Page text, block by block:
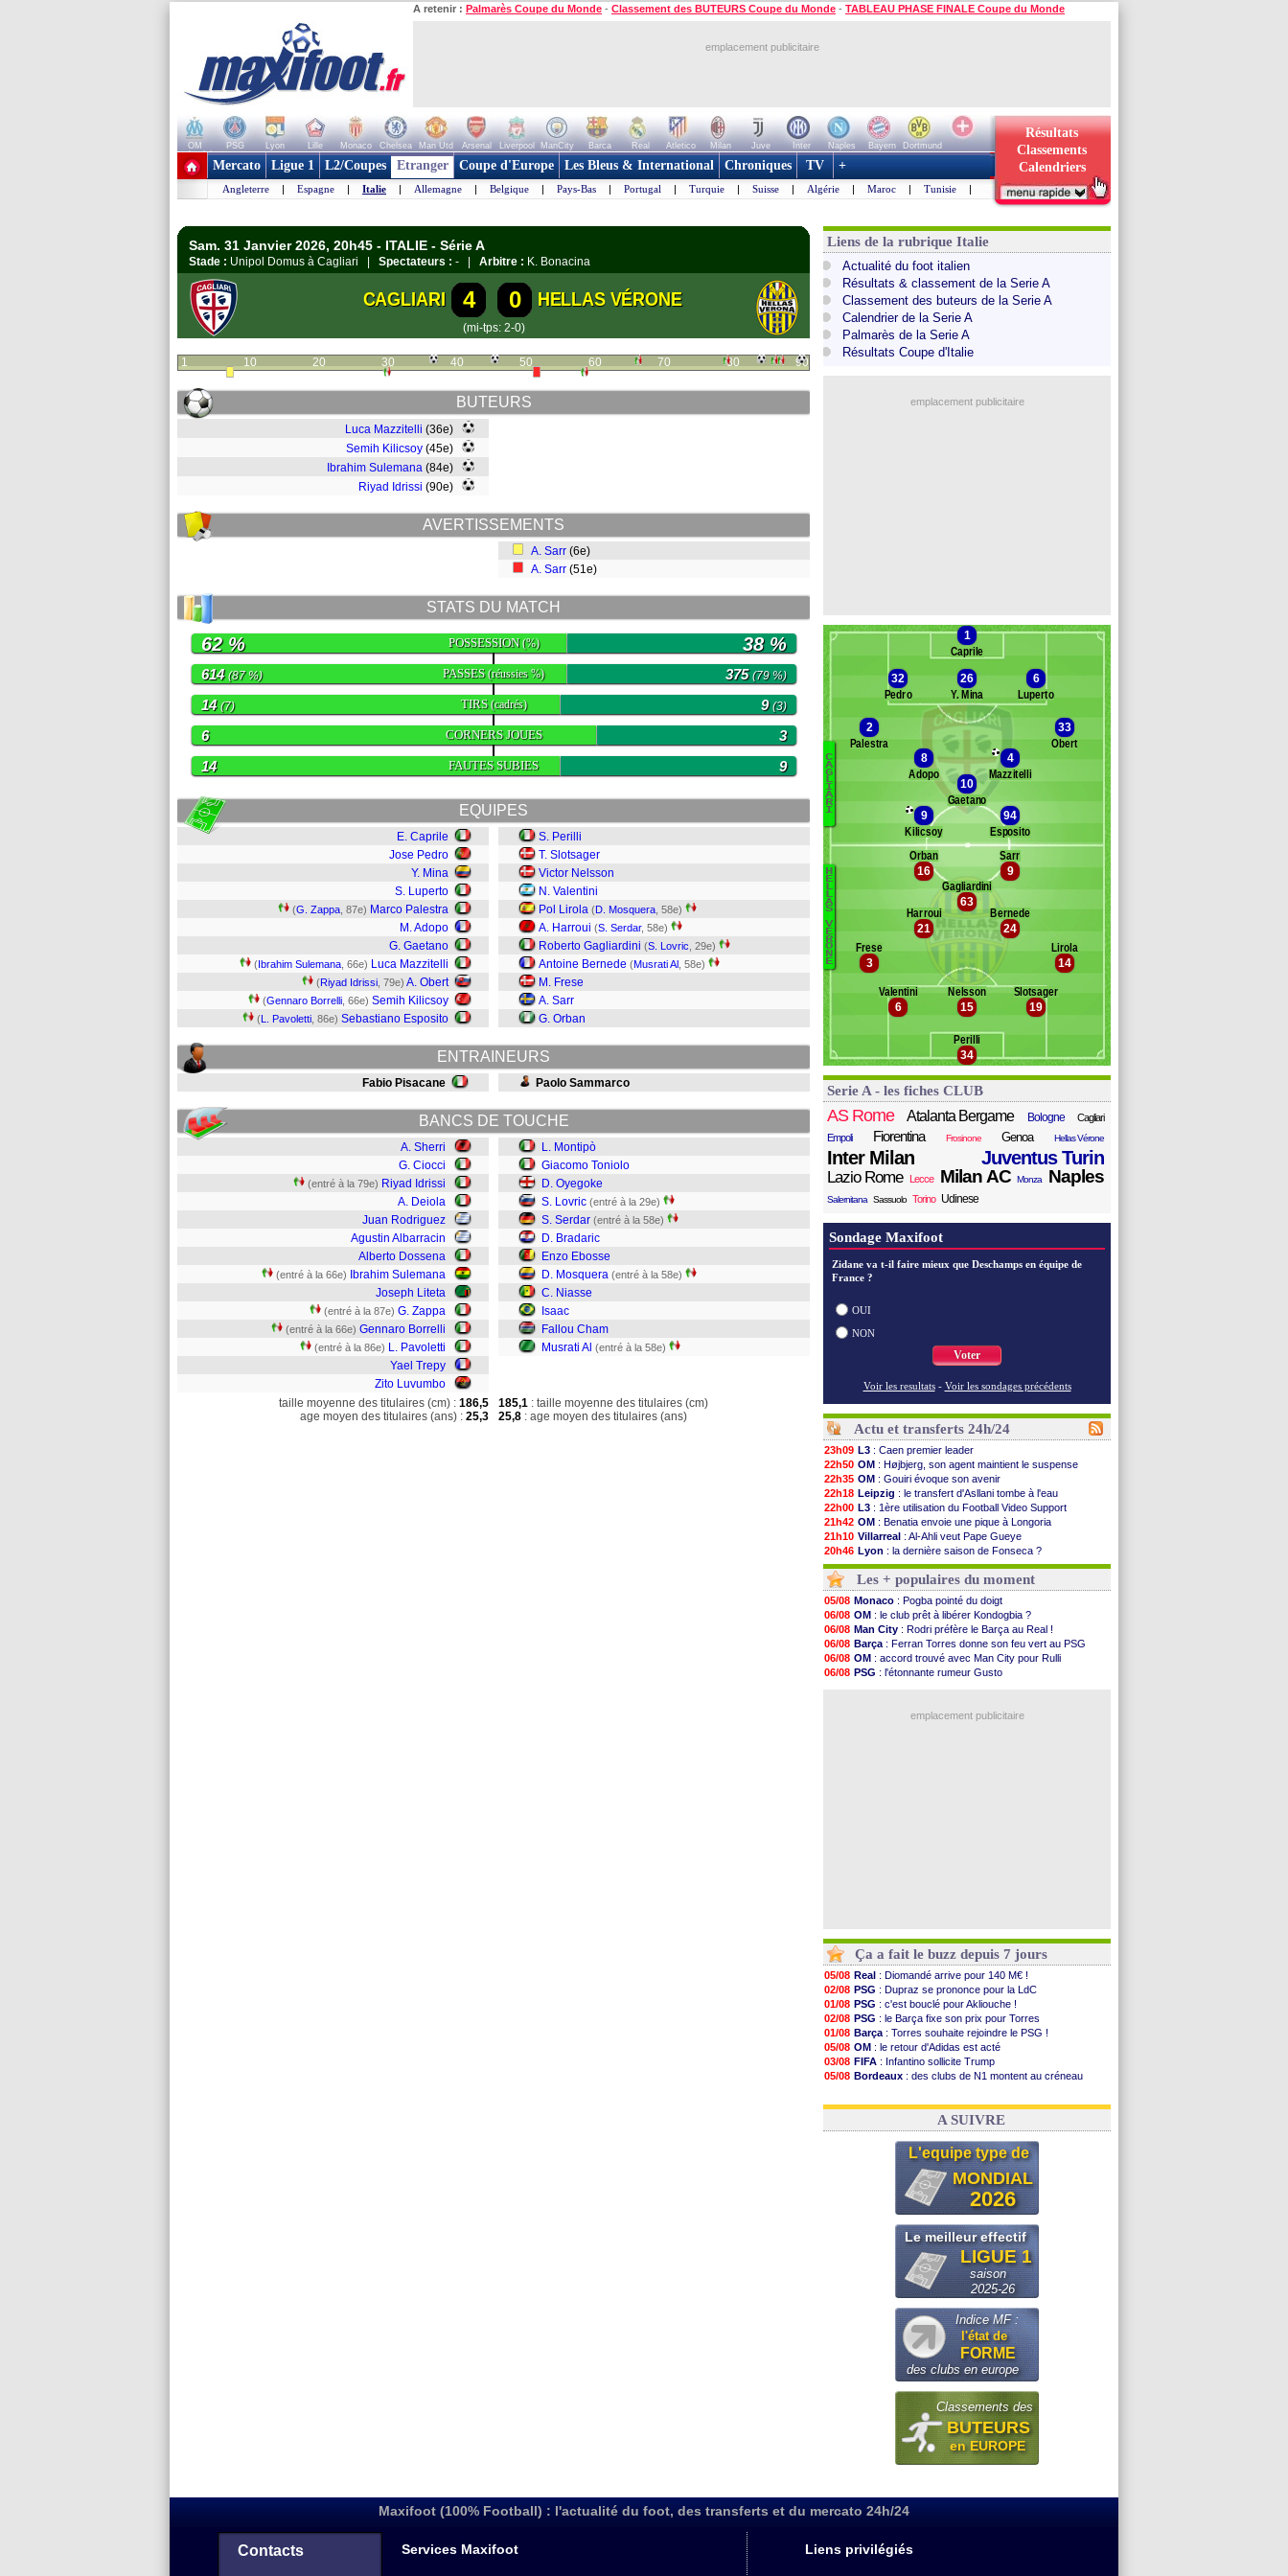
A retenir : Palmarès Coupe du Monde - Classement des BUTEURS Coupe du Monde - TABLEAU PHASE FINALE Coupe du Monde
emplacement publicitaire
OM PSG Lyon Lille Monaco Chelsea Man Utd Arsenal Liverpool ManCity Barca Real Atletico Milan Juve Inter Naples Bayern
Dortmund
+ de clubs
Résultats
Classements
Calendriers
Mercato Ligue 1 L2/Coupes Etranger Coupe d'Europe Les Bleus & International Chroniques TV +
Angleterre | Espagne | Italie | Allemagne | Belgique | Pays-Bas | Portugal | Turquie | Suisse | Algérie | Maroc | Tunisie |
Sam. 31 Janvier 2026, 20h45 - ITALIE - Série A
Stade : Unipol Domus à Cagliari | Spectateurs : - | Arbitre : K. Bonacina
CAGLIARI 4 0 HELLAS VÉRONE
(mi-tps: 2-0)
1 10 20 30 40 50 60 70 80 90
BUTEURS
Luca Mazzitelli (36e)
Semih Kilicsoy (45e)
Ibrahim Sulemana (84e)
Riyad Idrissi (90e)
AVERTISSEMENTS
A. Sarr (6e)
A. Sarr (51e)
STATS DU MATCH
POSSESSION(%)
62 % 38 %
PASSES(réussies %)
614 (87 %) 375(79 %)
TIRS(cadrés)
14 (7) 9(3)
CORNERS JOUES
6 3
FAUTES SUBIES
14 9
EQUIPES
E. Caprile
Jose Pedro
Y. Mina
S. Luperto
(G. Zappa , 87e) Marco Palestra
M. Adopo
G. Gaetano
(Ibrahim Sulemana , 66e) Luca Mazzitelli
(Riyad Idrissi , 79e) A. Obert
(Gennaro Borrelli , 66e) Semih Kilicsoy
(L. Pavoletti , 86e) Sebastiano Esposito
S. Perilli
T. Slotsager
Victor Nelsson
N. Valentini
Pol Lirola (D. Mosquera , 58e)
A. Harroui (S. Serdar, 58e)
Roberto Gagliardini (S. Lovric , 29e)
Antoine Bernede (Musrati Al , 58e)
M. Frese
A. Sarr
G. Orban
ENTRAINEURS
Fabio Pisacane Paolo Sammarco
BANCS DE TOUCHE
A. Sherri
G. Ciocci
(entré à la 79e) Riyad Idrissi
A. Deiola
Juan Rodriguez
Agustin Albarracin
Alberto Dossena
(entré à la 66e)
Ibrahim Sulemana
Joseph Liteta
(entré à la 87e) G. Zappa
(entré à la 66e) Gennaro Borrelli
(entré à la 86e) L. Pavoletti
Yael Trepy
Zito Luvumbo
L. Montipò
Giacomo Toniolo
D. Oyegoke
S. Lovric (entré à la 29e)
S. Serdar (entré à la 58e)
D. Bradaric
Enzo Ebosse
D. Mosquera (entré à la 58e)
C. Niasse
Isaac
Fallou Cham
Musrati Al (entré à la 58e)
taille moyenne des titulaires (cm) : 186,5
age moyen des titulaires (ans) : 25,3
185,1 : taille moyenne des titulaires (cm)
25,8 : age moyen des titulaires (ans)
Liens de la rubrique Italie
Actualité du foot italien
Résultats & classement de la Serie A
Classement des buteurs de la Serie A
Calendrier de la Serie A
Palmarès de la Serie A
Résultats Coupe d'Italie
emplacement publicitaire
Banc des remplaçantsCagliari
Zito Luvumbo
Trepy
Zappa
Liteta
Deiola
Idrissi
Ciocci
C
A
G
L
I
A
R
I
Banc des remplaçants Hellas Vérone
Niasse
Mosquera Bonilla
Ebosse
Bradaric
Oyegoke
Toniolo
Montipò
H
E
L
L
A
S
V
É
R
O
N
E
1
Caprile
32
Pedro
26
Y. Mina
6
Luperto
2
Palestra
33
Obert
8
Adopo
4
Mazzitelli
10
Gaetano
9
Kilicsoy
94
Esposito
34
Perilli
19
Slotsager
15
Nelsson
6
Valentini
14
Lirola
3
Frese
24
Bernede
21
Harroui
63
Gagliardini
9
Sarr
16
Orban
Serie A - les fiches CLUB
AS Rome Atalanta Bergame Bologne
Cagliari
Empoli
Fiorentina Frosinone Genoa Hellas Vérone
Inter Milan Juventus Turin
Lazio Rome Lecce Milan AC Monza Naples
Salernitana Sassuolo Torino Udinese
Sondage Maxifoot
Zidane va t-il faire mieux que Deschamps en équipe de
France ?
OUI
NON
Voter
Voir les resultats - Voir les sondages précédents
Actu et transferts 24h/24
23h09 L3 : Caen premier leader
22h50 OM : Højbjerg, son agent maintient le suspense
22h35 OM : Gouiri évoque son avenir
22h18 Leipzig : le transfert d'Asllani tombe à l'eau
22h00 L3 : 1ère utilisation du Football Video Support
21h42 OM : Benatia envoie une pique à Longoria
21h10 Villarreal : Al-Ahli veut Pape Gueye
20h46 Lyon : la dernière saison de Fonseca ?
20h30 OM: un nouveau prétendant pour Højbjerg
20h01
Brest: un gardien norvégien en approche ?
19h18 OM: McCourt a versé 120 M€ en 2026
19h09
PSG: 4 retours dans le groupe face à Man Utd ...
18h48
Nice: Kevin Carlos va partir en Italie
18h37
L1: prison avec sursis requis contre un arbitre
18h29
Leganés: c'est signé pour Luca Zidane (off.)
17h58
Atletico: Ruggeri en route pour Aston Villa
17h46
Monaco: Filipe Luis soutient Biereth
: Naples vise Gabriel Jesus
Les + populaires du moment
05/08 Monaco : Pogba pointé du doigt
06/08 OM : le club prêt à libérer Kondogbia ?
06/08 Man City : Rodri préfère le Barça au Real !
06/08 Barça : Ferran Torres donne son feu vert au PSG
06/08 OM : accord trouvé avec Man City pour Rulli
06/08 PSG : l'étonnante rumeur Gusto
emplacement publicitaire
Ça a fait le buzz depuis 7 jours
05/08 Real : Diomandé arrive pour 140 M€ !
02/08 PSG : Dupraz se prononce pour la LdC
01/08 PSG : c'est bouclé pour Akliouche !
02/08 PSG : le Barça fixe son prix pour Torres
01/08 Barça : Torres souhaite rejoindre le PSG !
05/08 OM : le retour d'Adidas est acté
03/08 FIFA : Infantino sollicite Trump
05/08 Bordeaux : des clubs de N1 montent au créneau
03/08 Real: le démenti de Leipzig pour Diomandé
A SUIVRE
L'equipe type de
MONDIAL
2026
Le meilleur effectif
LIGUE 1
saison
2025-26
Indice MF :
l'état de
FORME
des clubs en europe
Classements des
BUTEURS
en EUROPE
Maxifoot (100% Football) : l'actualité du foot, des transferts et du mercato 24h/24
Contacts Services Maxifoot Liens privilégiés